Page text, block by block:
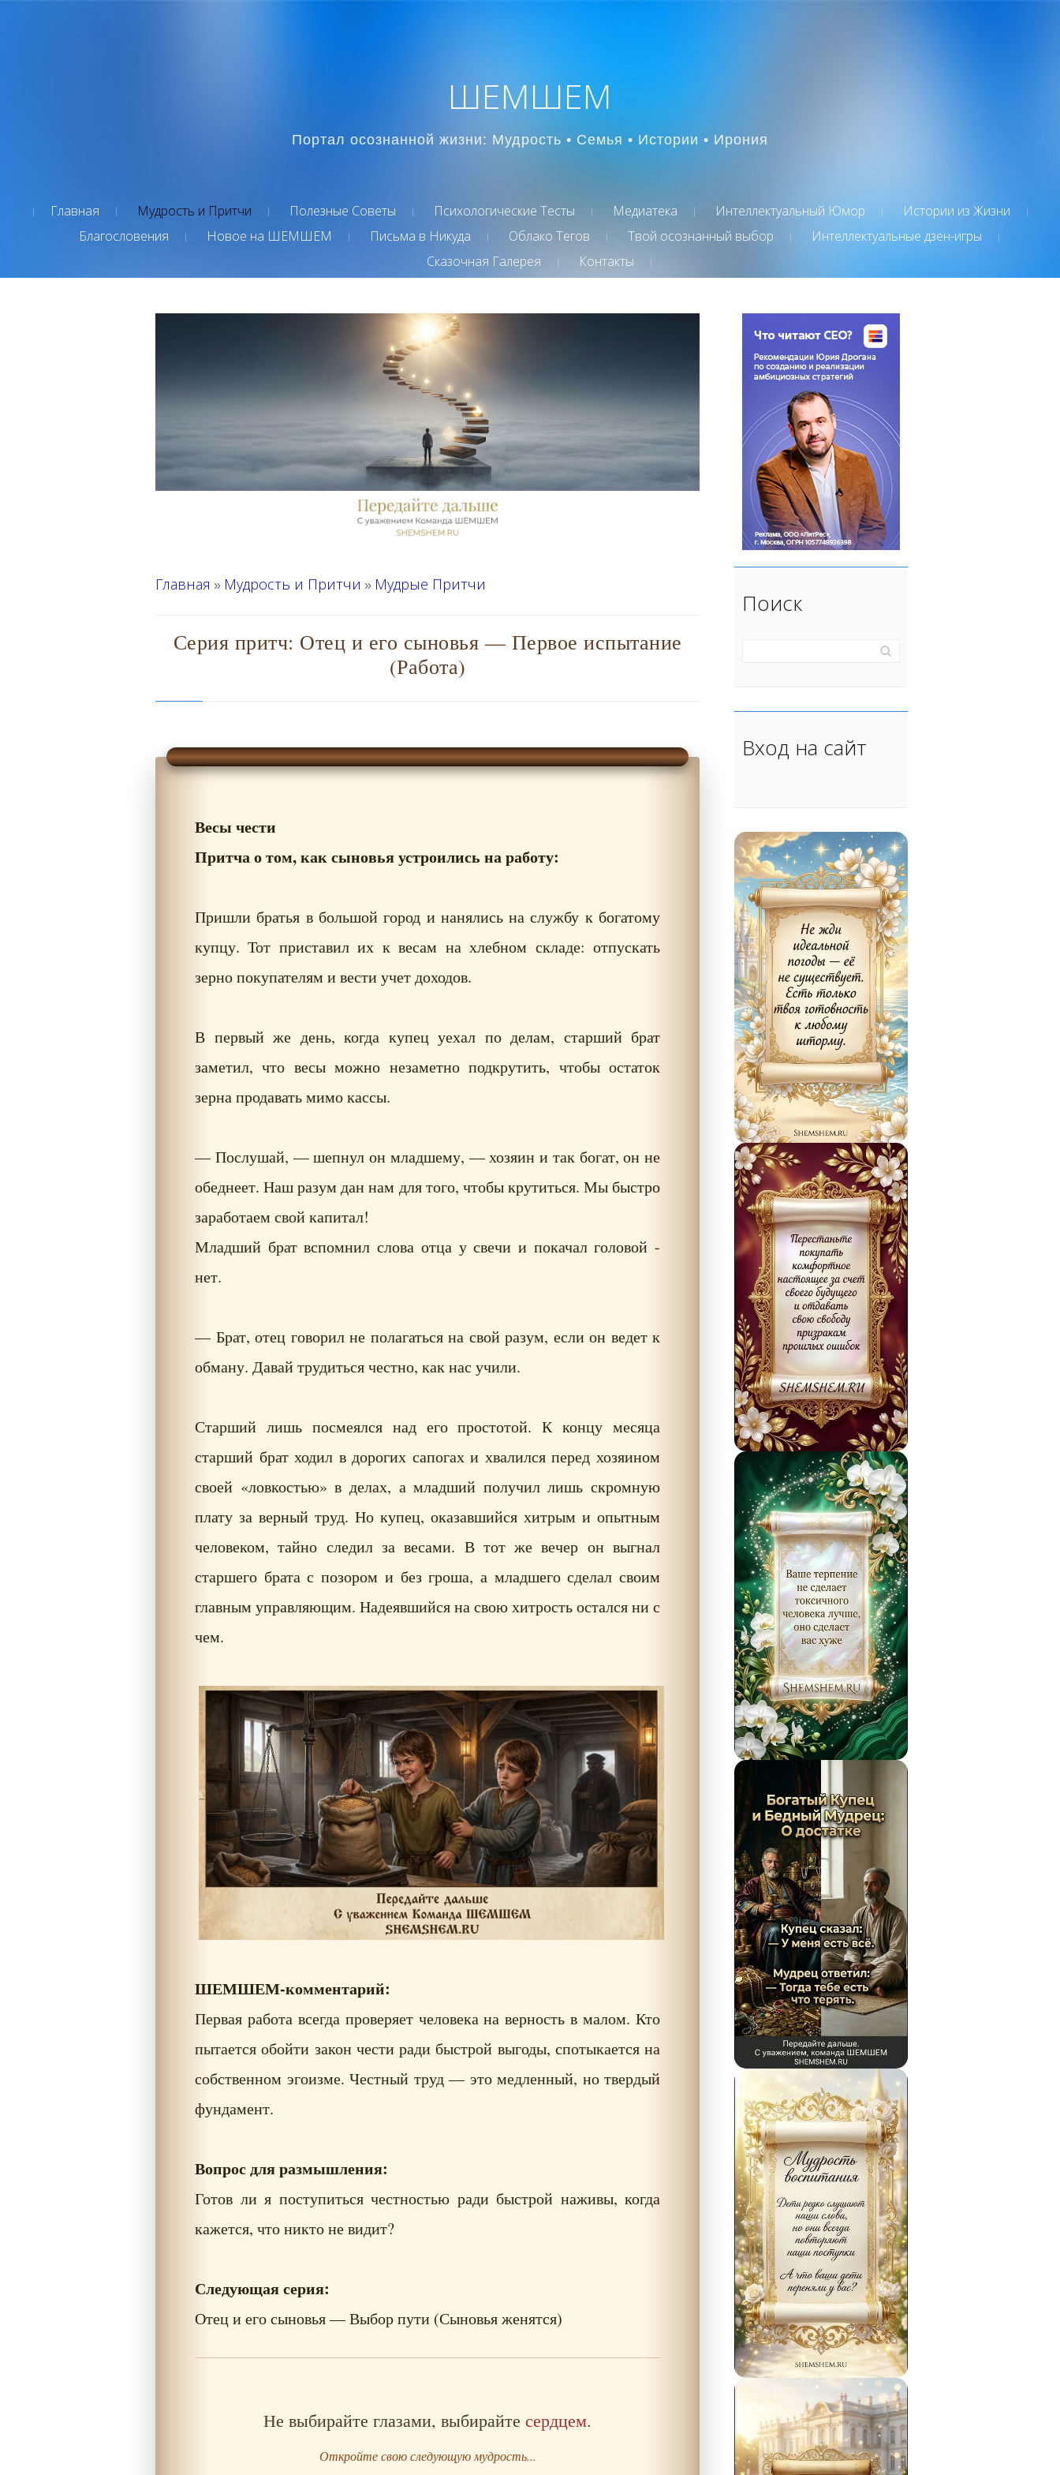
ШЕМШЕМ
Портал осознанной жизни: Мудрость • Семья • Истории • Ирония
Главная Мудрость и Притчи Полезные Советы Психологические Тесты Медиатека Интеллектуальный Юмор
Истории из Жизни
Благословения
Новое на ШЕМШЕМ Письма в Никуда Облако Тегов Твой осознанный выбор
Интеллектуальные дзен-игры
Сказочная Галерея
Контакты
Главная » Мудрость и Притчи » Мудрые Притчи
Серия притч: Отец и его сыновья — Первое испытание
(Работа)
Весы чести
Притча о том, как сыновья устроились на работу:
Пришли братья в большой город и нанялись на службу к богатому
купцу. Тот приставил их к весам на хлебном складе: отпускать
зерно покупателям и вести учет доходов.
В первый же день, когда купец уехал по делам, старший брат
заметил, что весы можно незаметно подкрутить, чтобы остаток
зерна продавать мимо кассы.
— Послушай, — шепнул он младшему, — хозяин и так богат, он не
обеднеет. Наш разум дан нам для того, чтобы крутиться. Мы быстро
заработаем свой капитал!
Младший брат вспомнил слова отца у свечи и покачал головой -
нет.
— Брат, отец говорил не полагаться на свой разум, если он ведет к
обману. Давай трудиться честно, как нас учили.
Старший лишь посмеялся над его простотой. К концу месяца
старший брат ходил в дорогих сапогах и хвалился перед хозяином
своей «ловкостью» в делах, а младший получил лишь скромную
плату за верный труд. Но купец, оказавшийся хитрым и опытным
человеком, тайно следил за весами. В тот же вечер он выгнал
старшего брата с позором и без гроша, а младшего сделал своим
главным управляющим. Надеявшийся на свою хитрость остался ни с
чем.
ШЕМШЕМ-комментарий:
Первая работа всегда проверяет человека на верность в малом. Кто
пытается обойти закон чести ради быстрой выгоды, спотыкается на
собственном эгоизме. Честный труд — это медленный, но твердый
фундамент.
Вопрос для размышления:
Готов ли я поступиться честностью ради быстрой наживы, когда
кажется, что никто не видит?
Следующая серия:
Отец и его сыновья — Выбор пути (Сыновья женятся)
Не выбирайте глазами, выбирайте сердцем.
Откройте свою следующую мудрость...
Поиск
Вход на сайт